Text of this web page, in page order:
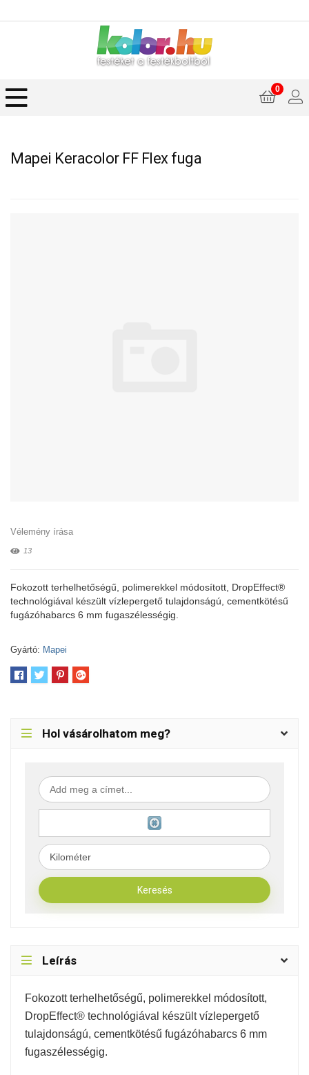
0
Mapei Keracolor FF Flex fuga
Vélemény írása
13
Fokozott terhelhetőségű, polimerekkel módosított, DropEffect®
technológiával készült vízlepergető tulajdonságú, cementkötésű
fugázóhabarcs 6 mm fugaszélességig.
Gyártó: Mapei
Hol vásárolhatom meg?
Leírás
Fokozott terhelhetőségű, polimerekkel módosított,
DropEffect® technológiával készült vízlepergető
tulajdonságú, cementkötésű fugázóhabarcs 6 mm
fugaszélességig.